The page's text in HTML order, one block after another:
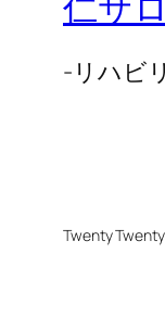
-リハビ
Twenty